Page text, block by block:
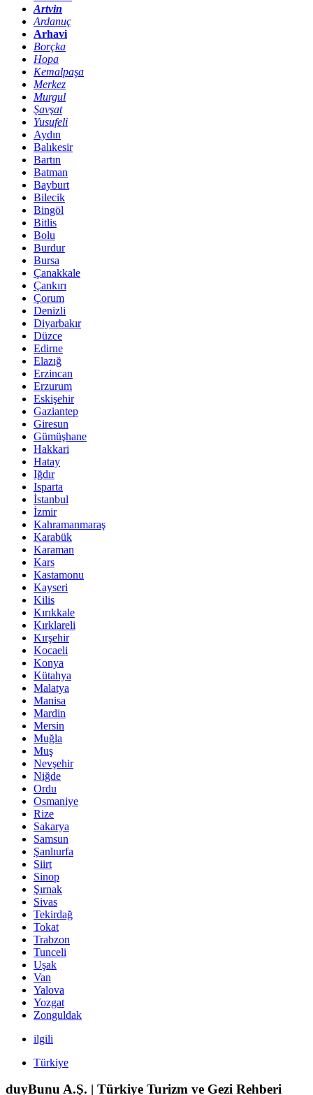
Artvin
Ardanuç
Arhavi
Borçka
Hopa
Kemalpaşa
Merkez
Murgul
Şavşat
Yusufeli
Aydın
Balıkesir
Bartın
Batman
Bayburt
Bilecik
Bingöl
Bitlis
Bolu
Burdur
Bursa
Çanakkale
Çankırı
Çorum
Denizli
Diyarbakır
Düzce
Edirne
Elazığ
Erzincan
Erzurum
Eskişehir
Gaziantep
Giresun
Gümüşhane
Hakkari
Hatay
Iğdır
Isparta
İstanbul
İzmir
Kahramanmaraş
Karabük
Karaman
Kars
Kastamonu
Kayseri
Kilis
Kırıkkale
Kırklareli
Kırşehir
Kocaeli
Konya
Kütahya
Malatya
Manisa
Mardin
Mersin
Muğla
Muş
Nevşehir
Niğde
Ordu
Osmaniye
Rize
Sakarya
Samsun
Şanlıurfa
Siirt
Sinop
Şırnak
Sivas
Tekirdağ
Tokat
Trabzon
Tunceli
Uşak
Van
Yalova
Yozgat
Zonguldak
ilgili
Türkiye
duyBunu A.Ş. | Türkiye Turizm ve Gezi Rehberi